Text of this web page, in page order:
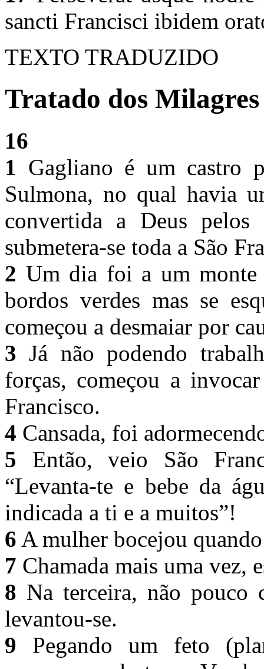
sancti Francisci ibidem
TEXTO TRADUZIDO
Tratado dos
16
1 Gagliano é um castro
Sulmona, no qual havia
convertida a Deus pelos
submetera-se toda a São
2 Um dia foi a um monte
bordos verdes mas se
começou a desmaiar por
3 Já não podendo
forças, começou a
Francisco.
4 Cansada, foi
5 Então, veio São
“Levanta-te e bebe da
indicada a ti e a muitos”!
6 A mulher bocejou
7 Chamada mais uma vez,
8 Na terceira, não pouco
levantou-se.
9 Pegando um feto